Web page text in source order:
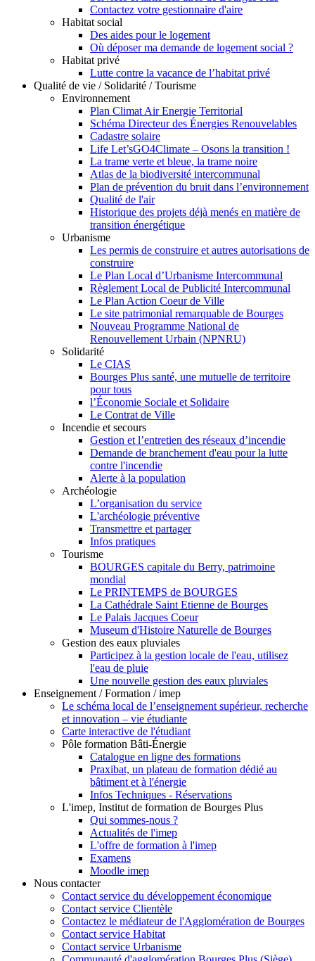
Contactez votre gestionnaire d'aire
Habitat social
Des aides pour le logement
Où déposer ma demande de logement social ?
Habitat privé
Lutte contre la vacance de l’habitat privé
Qualité de vie / Solidarité / Tourisme
Environnement
Plan Climat Air Energie Territorial
Schéma Directeur des Énergies Renouvelables
Cadastre solaire
Life Let’sGO4Climate – Osons la transition !
La trame verte et bleue, la trame noire
Atlas de la biodiversité intercommunal
Plan de prévention du bruit dans l’environnement
Qualité de l'air
Historique des projets déjà menés en matière de
transition énergétique
Urbanisme
Les permis de construire et autres autorisations de
construire
Le Plan Local d’Urbanisme Intercommunal
Règlement Local de Publicité Intercommunal
Le Plan Action Coeur de Ville
Le site patrimonial remarquable de Bourges
Nouveau Programme National de
Renouvellement Urbain (NPNRU)
Solidarité
Le CIAS
Bourges Plus santé, une mutuelle de territoire
pour tous
l’Économie Sociale et Solidaire
Le Contrat de Ville
Incendie et secours
Gestion et l’entretien des réseaux d’incendie
Demande de branchement d'eau pour la lutte
contre l'incendie
Alerte à la population
Archéologie
L’organisation du service
L'archéologie préventive
Transmettre et partager
Infos pratiques
Tourisme
BOURGES capitale du Berry, patrimoine
mondial
Le PRINTEMPS de BOURGES
La Cathédrale Saint Etienne de Bourges
Le Palais Jacques Coeur
Museum d'Histoire Naturelle de Bourges
Gestion des eaux pluviales
Participez à la gestion locale de l'eau, utilisez
l'eau de pluie
Une nouvelle gestion des eaux pluviales
Enseignement / Formation / imep
Le schéma local de l’enseignement supérieur, recherche
et innovation – vie étudiante
Carte interactive de l'étudiant
Pôle formation Bâti-Énergie
Catalogue en ligne des formations
Praxibat, un plateau de formation dédié au
bâtiment et à l'énergie
Infos Techniques - Réservations
L'imep, Institut de formation de Bourges Plus
Qui sommes-nous ?
Actualités de l'imep
L'offre de formation à l'imep
Examens
Moodle imep
Nous contacter
Contact service du développement économique
Contact service Clientèle
Contactez le médiateur de l'Agglomération de Bourges
Contact service Habitat
Contact service Urbanisme